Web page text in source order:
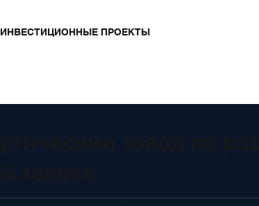
ИНВЕСТИЦИОННЫЕ ПРОЕКТЫ